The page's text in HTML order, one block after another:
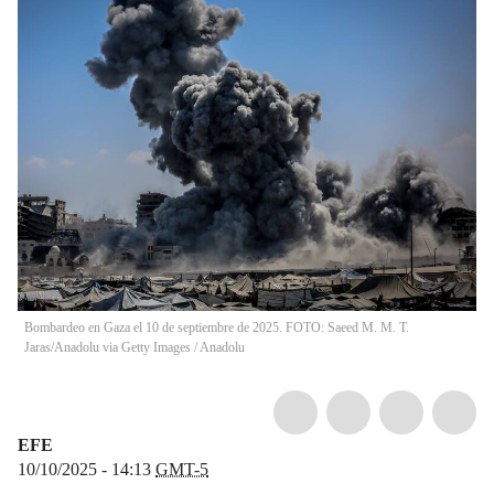
Bombardeo en Gaza el 10 de septiembre de 2025. FOTO: Saeed M. M. T.
Jaras/Anadolu via Getty Images /Anadolu
EFE
10/10/2025 - 14:13 GMT-5